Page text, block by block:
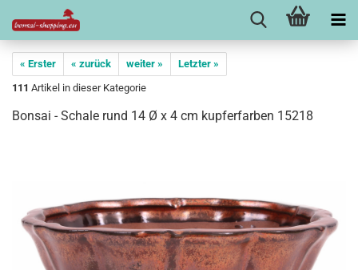
« Erster « zurück weiter »
Letzter »
111 Artikel in dieser Kategorie
Bonsai - Schale rund 14 Ø x 4 cm kupferfarben 15218